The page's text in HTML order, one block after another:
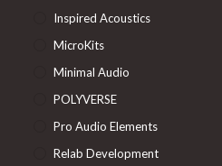
Inspired Acoustics
MicroKits
Minimal Audio
POLYVERSE
Pro Audio Elements
Relab Development